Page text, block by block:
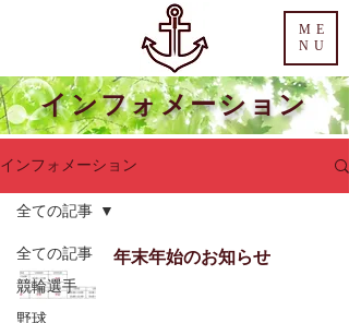
ME
NU
​インフォメーション
インフォメーション
全ての記事
競輪選手
野球
全ての記事
年末年始のお知らせ